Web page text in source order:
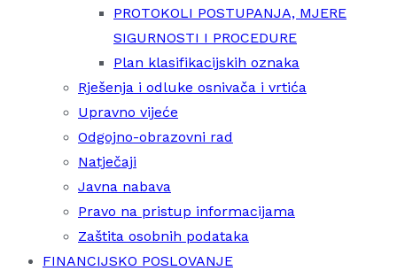
PROTOKOLI POSTUPANJA, MJERE
SIGURNOSTI I PROCEDURE
Plan klasifikacijskih oznaka
Rješenja i odluke osnivača i vrtića
Upravno vijeće
Odgojno-obrazovni rad
Natječaji
Javna nabava
Pravo na pristup informacijama
Zaštita osobnih podataka
FINANCIJSKO POSLOVANJE